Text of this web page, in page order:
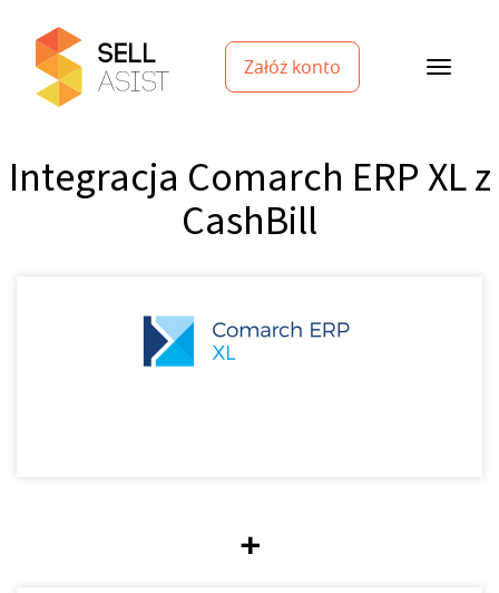
Załóż konto
Integracja Comarch ERP XL z
CashBill
+